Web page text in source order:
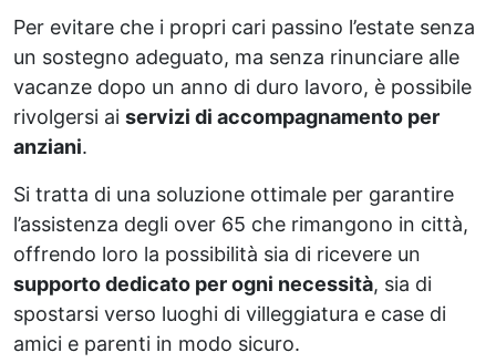
Per evitare che i propri cari passino l’estate senza
un sostegno adeguato, ma senza rinunciare alle
vacanze dopo un anno di duro lavoro, è possibile
rivolgersi ai servizi di accompagnamento per
anziani.
Si tratta di una soluzione ottimale per garantire
l’assistenza degli over 65 che rimangono in città,
offrendo loro la possibilità sia di ricevere un
supporto dedicato per ogni necessità, sia di
spostarsi verso luoghi di villeggiatura e case di
amici e parenti in modo sicuro.